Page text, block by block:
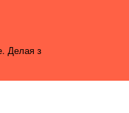
Делая з